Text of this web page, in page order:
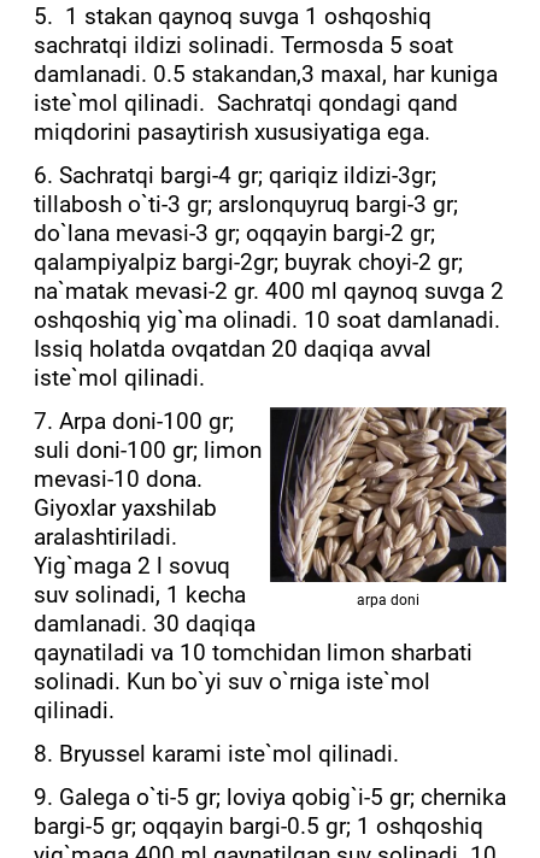
5. 1 stakan qaynoq suvga 1 oshqoshiq
sachratqi ildizi solinadi. Termosda 5 soat
damlanadi. 0.5 stakandan,3 maxal, har kuniga
iste`mol qilinadi. Sachratqi qondagi qand
miqdorini pasaytirish xususiyatiga ega.
6. Sachratqi bargi-4 gr; qariqiz ildizi-3gr;
tillabosh o`ti-3 gr; arslonquyruq bargi-3 gr;
do`lana mevasi-3 gr; oqqayin bargi-2 gr;
qalampiyalpiz bargi-2gr; buyrak choyi-2 gr;
na`matak mevasi-2 gr. 400 ml qaynoq suvga 2
oshqoshiq yig`ma olinadi. 10 soat damlanadi.
Issiq holatda ovqatdan 20 daqiqa avval
iste`mol qilinadi.
arpa doni
7. Arpa doni-100 gr;
suli doni-100 gr; limon
mevasi-10 dona.
Giyoxlar yaxshilab
aralashtiriladi.
Yig`maga 2 l sovuq
suv solinadi, 1 kecha
damlanadi. 30 daqiqa
qaynatiladi va 10 tomchidan limon sharbati
solinadi. Kun bo`yi suv o`rniga iste`mol
qilinadi.
8. Bryussel karami iste`mol qilinadi.
9. Galega o`ti-5 gr; loviya qobig`i-5 gr; chernika
bargi-5 gr; oqqayin bargi-0.5 gr; 1 oshqoshiq